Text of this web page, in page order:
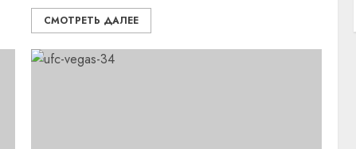
СМОТРЕТЬ ДАЛЕЕ